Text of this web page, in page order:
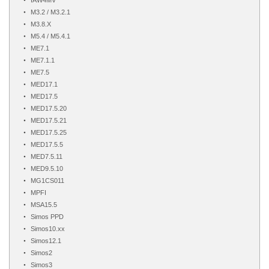
M3.2 / M3.2.1
M3.8.X
M5.4 / M5.4.1
ME7.1
ME7.1.1
ME7.5
MED17.1
MED17.5
MED17.5.20
MED17.5.21
MED17.5.25
MED17.5.5
MED7.5.11
MED9.5.10
MG1CS011
MPFI
MSA15.5
Simos PPD
Simos10.xx
Simos12.1
Simos2
Simos3